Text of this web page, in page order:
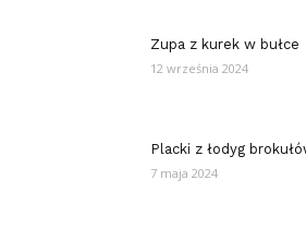
Zupa z kurek w bułce
12 września 2024
Placki z łodyg
7 maja 2024